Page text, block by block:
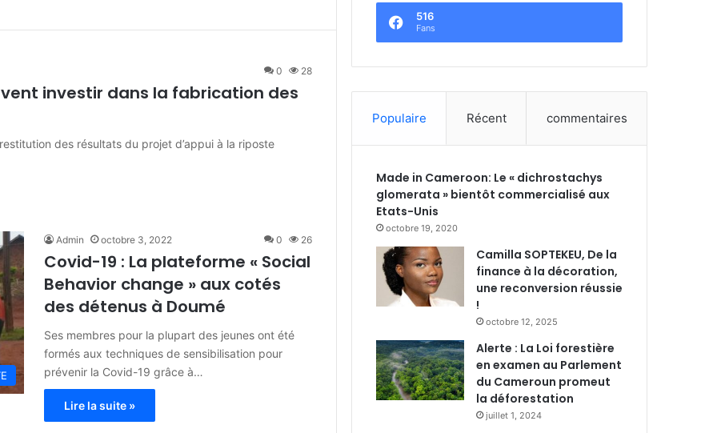
0 28
investir dans la fabrication des
des résultats du projet d’appui à la riposte
Admin octobre 3, 2022 0 26
Covid-19 : La plateforme « Social
Behavior change » aux cotés
des détenus à Doumé
Ses membres pour la plupart des jeunes ont été
formés aux techniques de sensibilisation pour
prévenir la Covid-19 grâce à…
Lire la suite »
516
Fans
Populaire Récent commentaires
Made in Cameroon: Le « dichrostachys
glomerata » bientôt commercialisé aux
Etats-Unis
octobre 19, 2020
Camilla SOPTEKEU, De la
finance à la décoration,
une reconversion réussie
!
octobre 12, 2025
Alerte : La Loi forestière
en examen au Parlement
du Cameroun promeut
la déforestation
juillet 1, 2024